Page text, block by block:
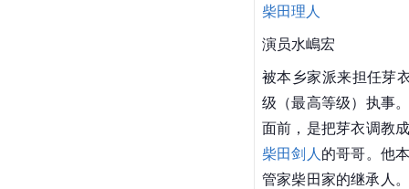
柴田理人
演员水嶋宏
被本乡家派来担任芽
级（最高等级）执事
面前，是把芽衣调教
柴田剑人 的哥哥。他
管家柴田家的继承人